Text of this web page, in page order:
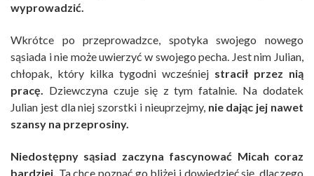
wyprowadzić.
Wkrótce po przeprowadzce, spotyka swojego nowego
sąsiada i nie może uwierzyć w swojego pecha. Jest nim Julian,
chłopak, który kilka tygodni wcześniej stracił przez nią
pracę. Dziewczyna czuje się z tym fatalnie. Na dodatek
Julian jest dla niej szorstki i nieuprzejmy, nie dając jej nawet
szansy na przeprosiny.
Niedostępny sąsiad zaczyna fascynować Micah coraz
bardziej. Ta chce poznać go bliżej i dowiedzieć się, dlaczego